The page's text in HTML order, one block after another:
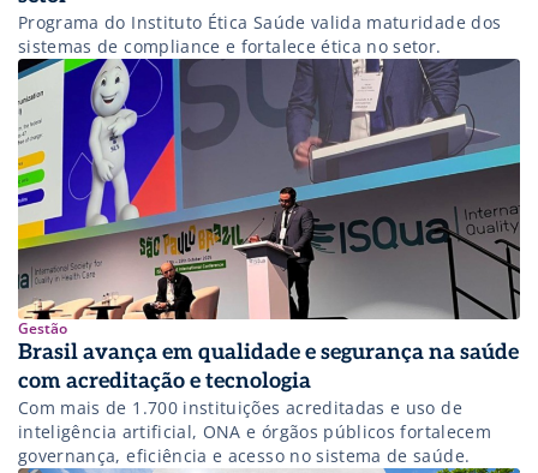
Programa do Instituto Ética Saúde valida maturidade dos
sistemas de compliance e fortalece ética no setor.
Gestão
Brasil avança em qualidade e segurança na saúde
com acreditação e tecnologia
Com mais de 1.700 instituições acreditadas e uso de
inteligência artificial, ONA e órgãos públicos fortalecem
governança, eficiência e acesso no sistema de saúde.